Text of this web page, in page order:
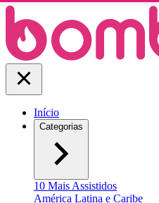
Início
Categorias
10 Mais Assistidos
América Latina e Caribe